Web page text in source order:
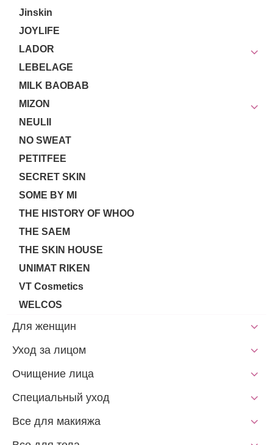
Jinskin
JOYLIFE
LADOR
LEBELAGE
MILK BAOBAB
MIZON
NEULII
NO SWEAT
PETITFEE
SECRET SKIN
SOME BY MI
THE HISTORY OF WHOO
THE SAEM
THE SKIN HOUSE
UNIMAT RIKEN
VT Cosmetics
WELCOS
Для женщин
Уход за лицом
Очищение лица
Специальный уход
Все для макияжа